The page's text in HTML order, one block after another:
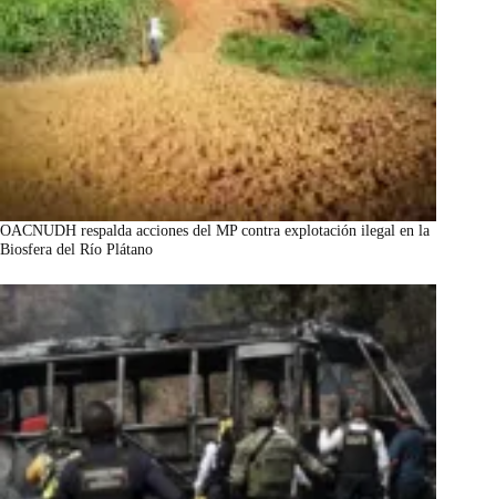
OACNUDH respalda acciones del MP contra explotación ilegal en la
Biosfera del Río Plátano